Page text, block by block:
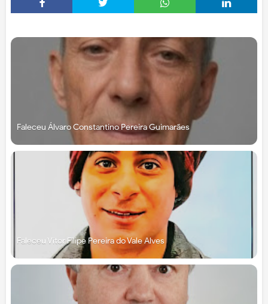
Faleceu Álvaro Constantino Pereira Guimarães
Faleceu Vítor Filipe Pereira do Vale Alves